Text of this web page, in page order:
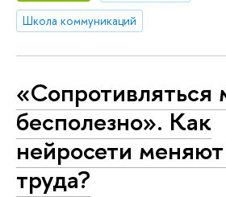
Школа коммуникаций
бесполезно». Как
нейросети
труда?